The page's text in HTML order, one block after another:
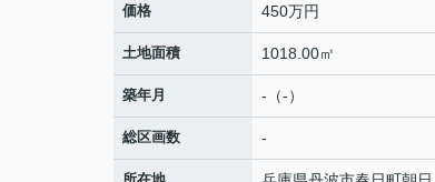
価格 450万円
土地面積 1018.00㎡
築年月 -（-）
総区画数 -